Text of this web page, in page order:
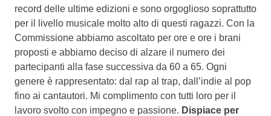
record delle ultime edizioni e sono orgoglioso soprattutto
per il livello musicale molto alto di questi ragazzi. Con la
Commissione abbiamo ascoltato per ore e ore i brani
proposti e abbiamo deciso di alzare il numero dei
partecipanti alla fase successiva da 60 a 65. Ogni
genere è rappresentato: dal rap al trap, dall’indie al pop
fino ai cantautori. Mi complimento con tutti loro per il
lavoro svolto con impegno e passione. Dispiace per